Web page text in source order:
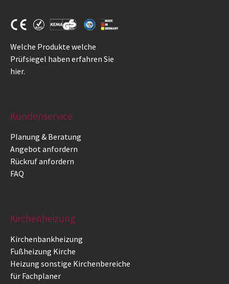
Welche Produkte welche
Prüfsiegel haben erfahren Sie
hier.
Kundenservice
Planung & Beratung
Angebot anfordern
Rückruf anfordern
FAQ
Kirchenheizung
Kirchenbankheizung
Fußheizung Kirche
Heizung sonstige Kirchenbereiche
für Fachplaner